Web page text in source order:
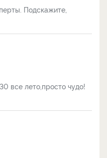
Подскажите,
все лето,просто чудо!